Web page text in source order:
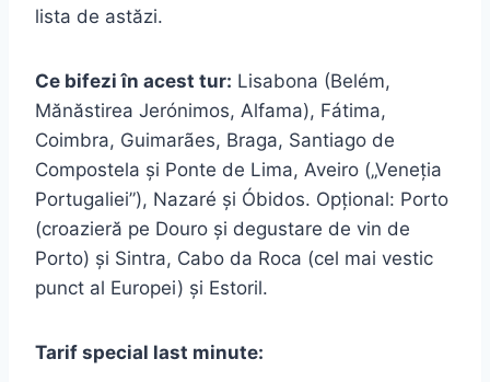
lista de astăzi.
Ce bifezi în acest tur: Lisabona (Belém,
Mănăstirea Jerónimos, Alfama), Fátima,
Coimbra, Guimarães, Braga, Santiago de
Compostela și Ponte de Lima, Aveiro („Veneția
Portugaliei”), Nazaré și Óbidos. Opțional: Porto
(croazieră pe Douro și degustare de vin de
Porto) și Sintra, Cabo da Roca (cel mai vestic
punct al Europei) și Estoril.
Tarif special last minute: